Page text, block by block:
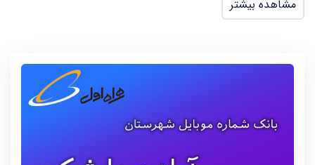
مشاهده بیشتر